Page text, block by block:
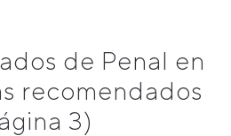
de Penal en
recomendados
3)